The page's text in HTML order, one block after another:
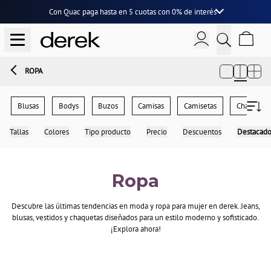
Con Quac paga hasta en 5 cuotascon0% de interés
ROPA
Blusas Bodys Buzos Camisas Camisetas Chalecos
Tallas Colores Tipo producto Precio Descuentos
Ropa
Descubre las últimas tendencias en moda y ropa para mujer en derek. Jeans,
blusas, vestidos y chaquetas diseñados para un estilo moderno y sofisticado.
¡Explora ahora!